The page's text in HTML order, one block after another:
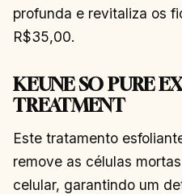
profunda e revitaliza os
R$35,00.
KEUNE SO PURE
TREATMENT
Este tratamento
remove as células
celular, garantindo um